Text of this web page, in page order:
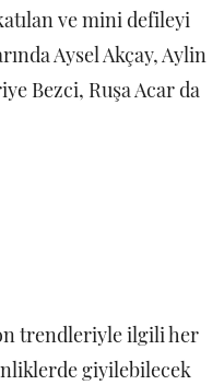
ve mini defileyi
Aysel Akçay, Aylin
Bezci, Ruşa Acar da
trendleriyle ilgili her
giyilebilecek